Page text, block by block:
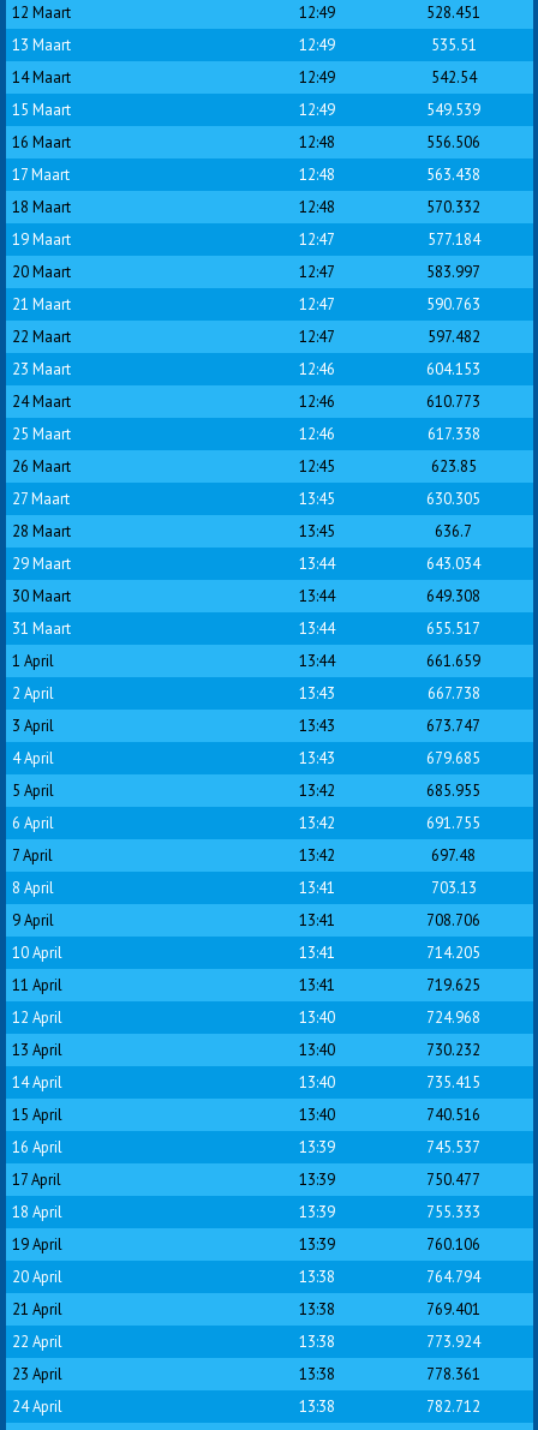
12 Maart
12:49
528.451
13 Maart
12:49
535.51
14 Maart
12:49
542.54
15 Maart
12:49
549.539
16 Maart
12:48
556.506
17 Maart
12:48
563.438
18 Maart
12:48
570.332
19 Maart
12:47
577.184
20 Maart
12:47
583.997
21 Maart
12:47
590.763
22 Maart
12:47
597.482
23 Maart
12:46
604.153
24 Maart
12:46
610.773
25 Maart
12:46
617.338
26 Maart
12:45
623.85
27 Maart
13:45
630.305
28 Maart
13:45
636.7
29 Maart
13:44
643.034
30 Maart
13:44
649.308
31 Maart
13:44
655.517
1 April
13:44
661.659
2 April
13:43
667.738
3 April
13:43
673.747
4 April
13:43
679.685
5 April
13:42
685.955
6 April
13:42
691.755
7 April
13:42
697.48
8 April
13:41
703.13
9 April
13:41
708.706
10 April
13:41
714.205
11 April
13:41
719.625
12 April
13:40
724.968
13 April
13:40
730.232
14 April
13:40
735.415
15 April
13:40
740.516
16 April
13:39
745.537
17 April
13:39
750.477
18 April
13:39
755.333
19 April
13:39
760.106
20 April
13:38
764.794
21 April
13:38
769.401
22 April
13:38
773.924
23 April
13:38
778.361
24 April
13:38
782.712